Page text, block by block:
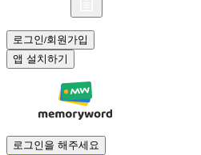
로그인/회원가입
앱 설치하기
로그인을 해주세요